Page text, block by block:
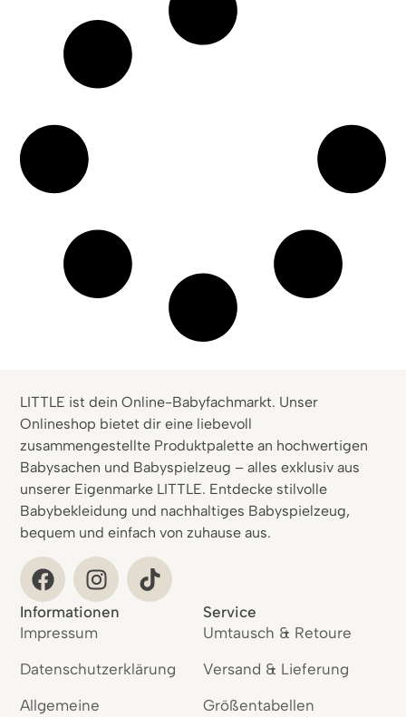
LITTLE ist dein Online-Babyfachmarkt. Unser
Onlineshop bietet dir eine liebevoll
zusammengestellte Produktpalette an hochwertigen
Babysachen und Babyspielzeug – alles exklusiv aus
unserer Eigenmarke LITTLE. Entdecke stilvolle
Babybekleidung und nachhaltiges Babyspielzeug,
bequem und einfach von zuhause aus.
Informationen
Impressum
Datenschutzerklärung
Allgemeine
Service
Umtausch & Retoure
Versand & Lieferung
Größentabellen